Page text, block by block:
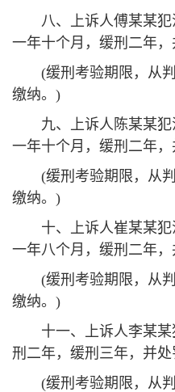
八、上诉人傅某某
一年十个月，缓刑二年
(缓刑考验期限，从
缴纳。)
九、上诉人陈某某
一年十个月，缓刑二年
(缓刑考验期限，从
缴纳。)
十、上诉人崔某某
一年八个月，缓刑二年
(缓刑考验期限，从
缴纳。)
十一、上诉人李某
刑二年，缓刑三年，并
(缓刑考验期限，从